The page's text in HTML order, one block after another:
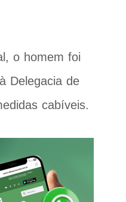
o homem foi
Delegacia de
cabíveis.